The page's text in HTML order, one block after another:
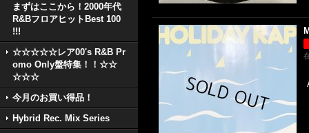
まずはここから！2000年代
R&BフロアヒットBest 100
!!!
☆☆☆☆☆レア00's R&B Pr
omo Only盤特集！！☆☆
☆☆☆
今月のお買い得品！
Hybrid Rec. Mix Series